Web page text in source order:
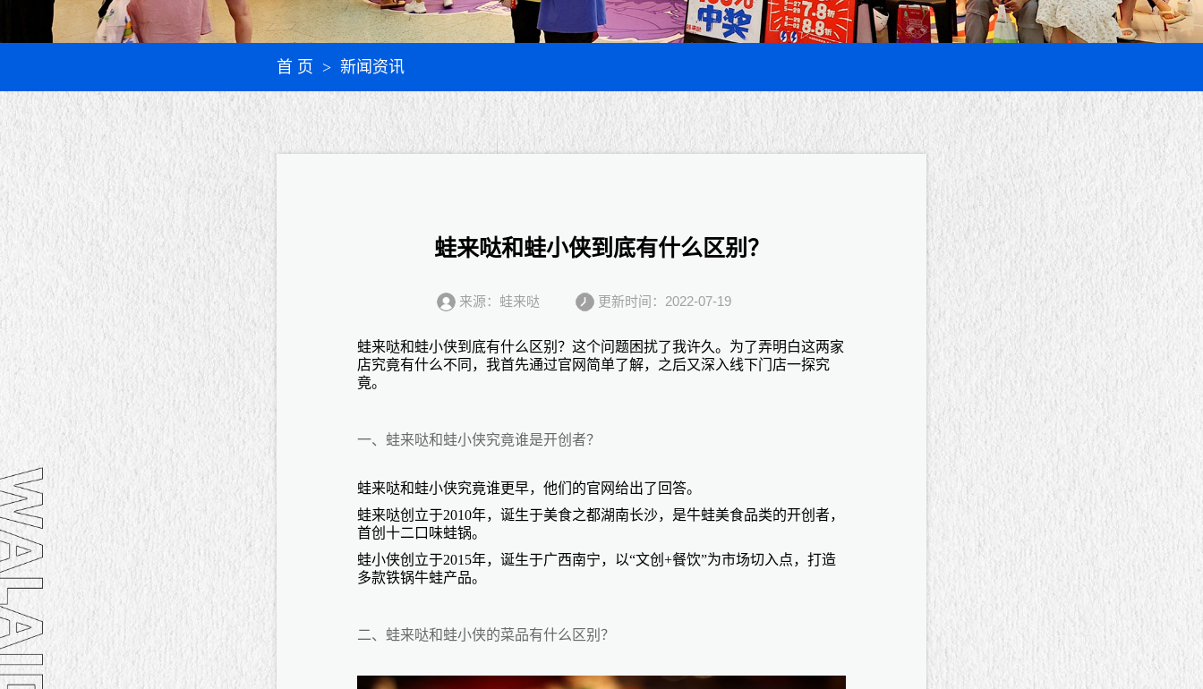
首 页 > 新闻资讯
蛙来哒和蛙小侠到底有什么区别？
来源：蛙来哒 更新时间：2022-07-19
蛙来哒和蛙小侠到底有什么区别？这个问题困扰了我许久。为了弄明白这两家
店究竟有什么不同，我首先通过官网简单了解，之后又深入线下门店一探究
竟。
一、 蛙来哒和蛙小侠究竟谁是开创者？
蛙来哒和蛙小侠究竟谁更早，他们的官网给出了回答。
蛙来哒创立于2010年，诞生于美食之都湖南长沙，是牛蛙美食品类的开创者，
首创十二口味蛙锅。
蛙小侠创立于2015年，诞生于广西南宁，以“文创+餐饮”为市场切入点，打造
多款铁锅牛蛙产品。
二、 蛙来哒和蛙小侠的菜品有什么区别？